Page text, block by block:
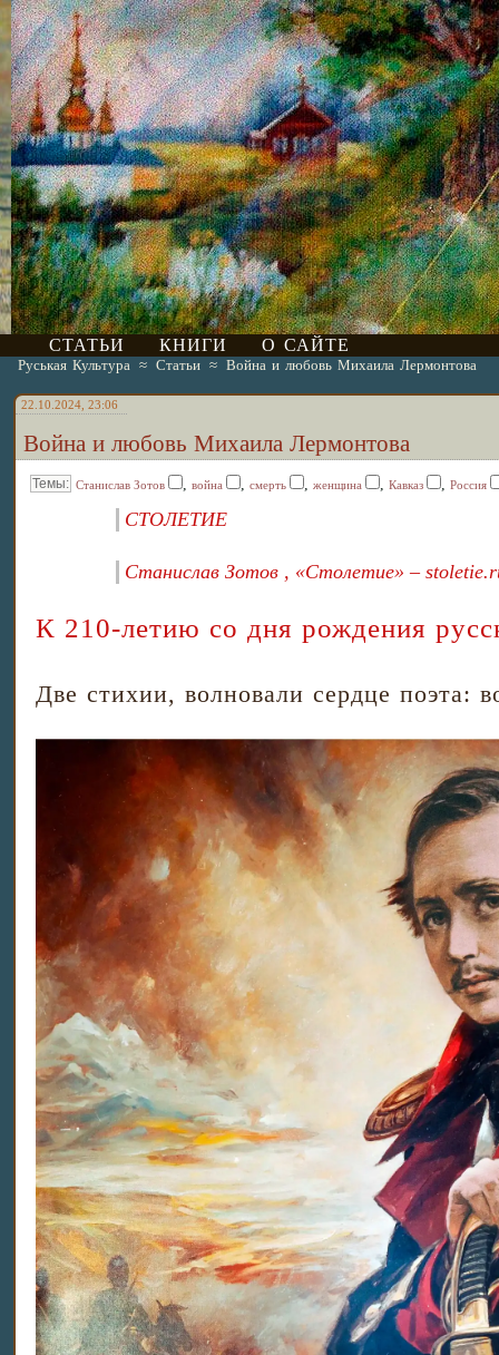
СТАТЬИ КНИГИ О САЙТЕ
Руськая Культура ≈ Статьи ≈ Война и любовь Михаила Лермонтова
22.10.2024, 23:06
Война и любовь Михаила Лермонтова
Станислав Зотов , война , смерть , женщина , Кавказ , Россия
СТОЛЕТИЕ
Станислав Зотов , «Столетие» –
К 210-летию со дня рождения
Две стихии, волновали сердце поэта: